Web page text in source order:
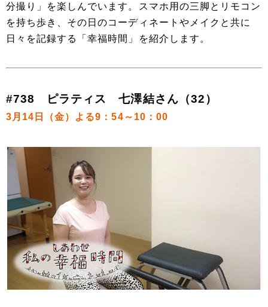
分撮り」を楽しんでいます。スマホ用の三脚とリモコン
を持ち歩き、その日のコーディネートやメイクと共に
日々を記録する「幸福時間」を紹介します。
#738 ピラティス 七澤結さん（32）
3月14日（金）よる9：54～10：00